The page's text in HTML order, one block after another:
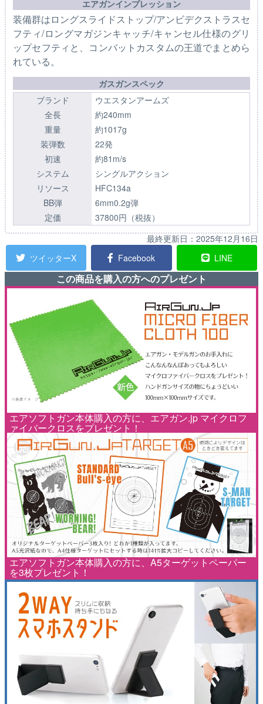
エアガンインプレッション
装備群はロングスライドストップ/アンビデクストラスセ
フティ/ロングマガジンキャッチ/キャンセル仕様のグリ
ップセフティと、コンバットカスタムの王道でまとめら
れている。
ガスガンスペック
ブランド
ウエスタンアームズ
全長
約240mm
重量
約1017g
装弾数
22発
初速
約81m/s
システム
シングルアクション
リソース
HFC134a
BB弾
6mm0.2g弾
定価
37800円（税抜）
最終更新日： 2025年12月16日
ツイッターX
Facebook LINE
この商品を購入の方へのプレゼント
エアソフトガン本体購入の方に、エアガン.jp マイクロフ
ァイバークロスをプレゼント！
エアソフトガン本体購入の方に、A5ターゲットペーパー
を3枚プレゼント！